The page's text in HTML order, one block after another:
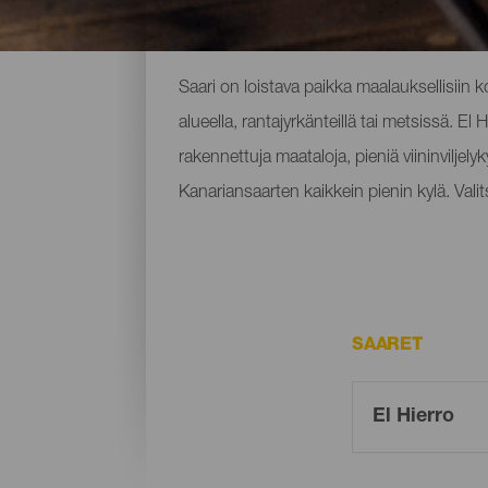
Ihastuttavia paikkoja El
Saari on loistava paikka maalauksellisiin
alueella, rantajyrkänteillä tai metsissä. El
rakennettuja maataloja, pieniä
Kanariansaarten kaikkein pienin kylä.
SAARET